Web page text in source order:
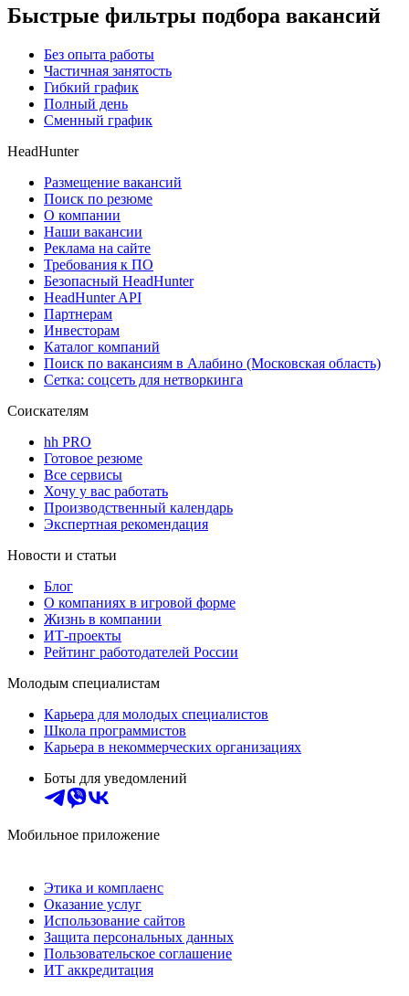
Быстрые фильтры подбора вакансий
Без опыта работы
Частичная занятость
Гибкий график
Полный день
Сменный график
HeadHunter
Размещение вакансий
Поиск по резюме
О компании
Наши вакансии
Реклама на сайте
Требования к ПО
Безопасный HeadHunter
HeadHunter API
Партнерам
Инвесторам
Каталог компаний
Поиск по вакансиям в Алабино (Московская область)
Сетка: соцсеть для нетворкинга
Соискателям
hh PRO
Готовое резюме
Все сервисы
Хочу у вас работать
Производственный календарь
Экспертная рекомендация
Новости и статьи
Блог
О компаниях в игровой форме
Жизнь в компании
ИТ-проекты
Рейтинг работодателей России
Молодым специалистам
Карьера для молодых специалистов
Школа программистов
Карьера в некоммерческих организациях
Боты для уведомлений
Мобильное приложение
Этика и комплаенс
Оказание услуг
Использование сайтов
Защита персональных данных
Пользовательское соглашение
ИТ аккредитация